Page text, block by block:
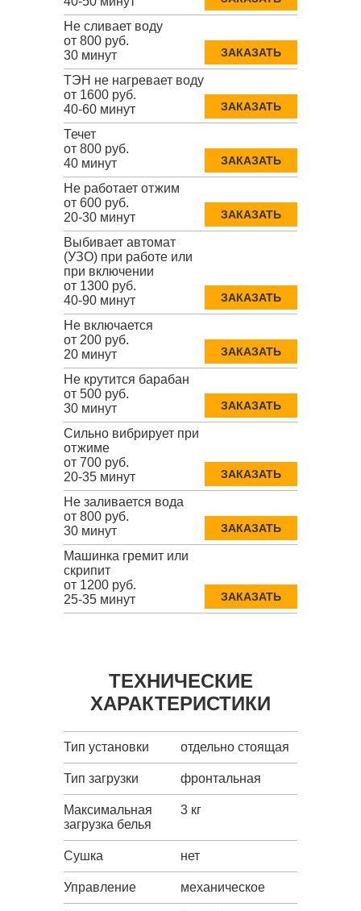
Не сливает воду
от 800 руб.
30 минут
ЗАКАЗАТЬ
ТЭН не нагревает воду
от 1600 руб.
40-60 минут
ЗАКАЗАТЬ
Течет
от 800 руб.
40 минут
ЗАКАЗАТЬ
Не работает отжим
от 600 руб.
20-30 минут
ЗАКАЗАТЬ
Выбивает автомат
(УЗО) при работе или
при включении
от 1300 руб.
40-90 минут
ЗАКАЗАТЬ
Не включается
от 200 руб.
20 минут
ЗАКАЗАТЬ
Не крутится барабан
от 500 руб.
30 минут
ЗАКАЗАТЬ
Сильно вибрирует при
отжиме
от 700 руб.
20-35 минут
ЗАКАЗАТЬ
Не заливается вода
от 800 руб.
30 минут
ЗАКАЗАТЬ
Машинка гремит или
скрипит
от 1200 руб.
25-35 минут
ЗАКАЗАТЬ
ТЕХНИЧЕСКИЕ
ХАРАКТЕРИСТИКИ
Тип установки отдельно стоящая
Тип загрузки фронтальная
Максимальная
загрузка белья
3 кг
Сушка нет
Управление механическое